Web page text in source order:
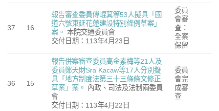
37 16
報告審查委員傅崐萁等53人擬具「國
道六號東延花蓮建設特別條例草案」
案。 本院交通委員會
交付日期：113年4月23日
委員
會審
查：
全案
保留
36 15
報告併案審查委員高金素梅等21人及
委員鄭天財Sra Kacaw等17人分別擬
具「地方制度法第三十三條條文修正
草案」案。 內政、司法及法制兩委員
會
交付日期：113年4月22日
委員
會完
成審
查